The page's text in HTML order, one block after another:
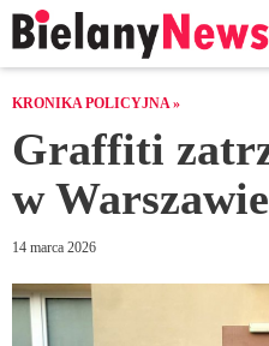
KRONIKA POLICYJNA »
Graffiti zatrzymało metro
w Warszawie
14 marca 2026